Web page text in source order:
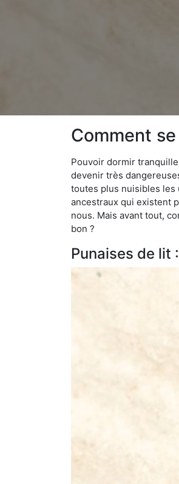
Comment
Pouvoir dormir
devenir très
toutes plus nuisibles les
ancestraux qui existent
nous. Mais avant tout,
bon ?
Punaises de lit